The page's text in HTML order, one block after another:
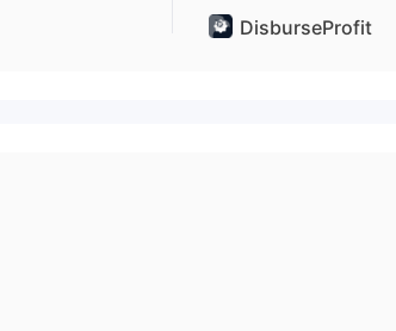
DisburseProfit